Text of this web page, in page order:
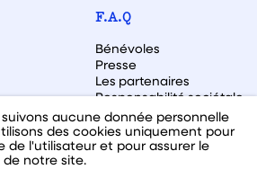
F.A.Q
Bénévoles
Presse
Les partenaires
Responsabilité sociétale
auteurs
aucune donnée personnelle
des cookies uniquement pour
de l'utilisateur et pour assurer le
notre site.